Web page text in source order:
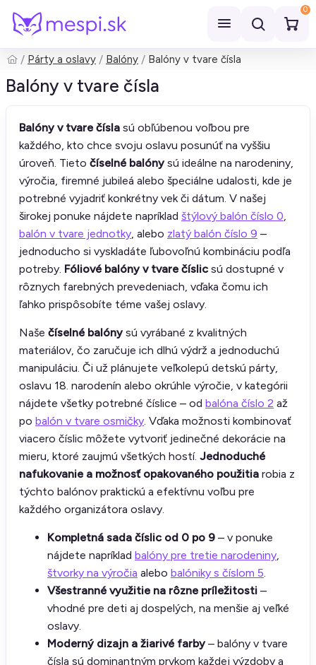
0
Hľadať
Párty a oslavy Balóny Balóny v tvare čísla
Balóny v tvare čísla
Balóny v tvare čísla sú obľúbenou voľbou pre
každého, kto chce svoju oslavu posunúť na vyššiu
úroveň. Tieto číselné balónysú ideálne na narodeniny,
výročia, firemné jubileá alebo špeciálne udalosti, kde je
potrebné vyjadriť konkrétny vek či dátum. V našej
širokej ponuke nájdete napríklad štýlový balón číslo 0,
balón v tvare jednotky, alebo zlatý balón číslo 9 –
jednoducho si vyskladáte ľubovoľnú kombináciu podľa
potreby. Fóliové balóny v tvare číslicsú dostupné v
rôznych farebných prevedeniach, vďaka čomu ich
ľahko prispôsobíte téme vašej oslavy.
Naše číselné balónysú vyrábané z kvalitných
materiálov, čo zaručuje ich dlhú výdrž a jednoduchú
manipuláciu. Či už plánujete veľkolepú detskú párty,
oslavu 18. narodenín alebo okrúhle výročie, v kategórii
nájdete všetky potrebné číslice – od balóna číslo 2 až
po balón v tvare osmičky. Vďaka možnosti kombinovať
viacero číslic môžete vytvoriť jedinečné dekorácie na
mieru, ktoré zaujmú všetkých hostí. Jednoduché
nafukovanie a možnosť opakovaného použitia robia z
týchto balónov praktickú a efektívnu voľbu pre
každého organizátora oslavy.
Kompletná sada číslic od 0 po 9 – v ponuke
nájdete napríklad balóny pre tretie narodeniny,
štvorky na výročia alebo balóniky s číslom 5.
Všestranné využitie na rôzne príležitosti –
vhodné pre deti aj dospelých, na menšie aj veľké
oslavy.
Moderný dizajn a žiarivé farby– balóny v tvare
čísla sú dominantným prvkom každej výzdoby a